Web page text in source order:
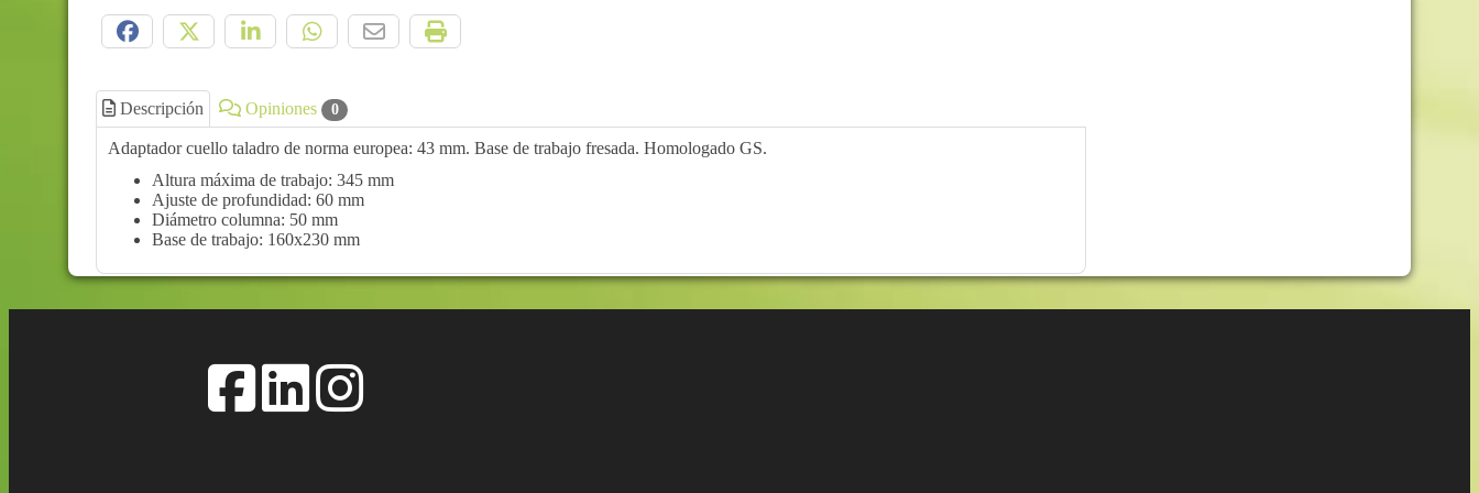
Descripción Opiniones 0
Adaptador cuello taladro de norma europea: 43 mm. Base de trabajo fresada. Homologado GS.
Altura máxima de trabajo: 345 mm
Ajuste de profundidad: 60 mm
Diámetro columna: 50 mm
Base de trabajo: 160x230 mm